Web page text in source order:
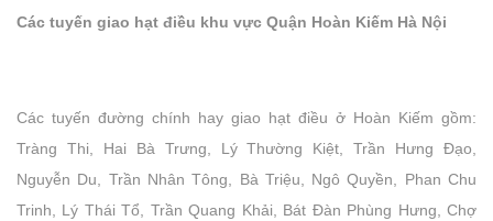
Các tuyến giao hạt điều khu vực Quận Hoàn Kiếm Hà Nội
Các tuyến đường chính hay giao hạt điều ở Hoàn Kiếm gồm:
Tràng Thi, Hai Bà Trưng, Lý Thường Kiệt, Trần Hưng Đạo,
Nguyễn Du, Trần Nhân Tông, Bà Triệu, Ngô Quyền, Phan Chu
Trinh, Lý Thái Tổ, Trần Quang Khải, Bát Đàn Phùng Hưng, Chợ